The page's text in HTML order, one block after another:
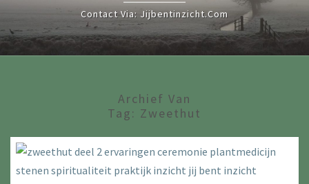
Contact Via: Jijbentinzicht.com
Archief Van
Tag: Zweethut